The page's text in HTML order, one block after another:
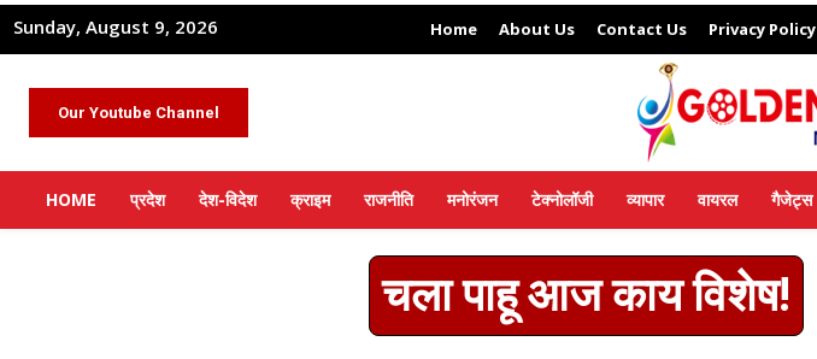
Sunday, August 9, 2026 Home About Us Contact Us Privacy Policy
Our Youtube Channel
HOME प्रदेश देश-विदेश क्राइम राजनीति मनोरंजन टेक्नोलॉजी व्यापार वायरल गैजेट्स
चला पाहू आज काय विशेष!